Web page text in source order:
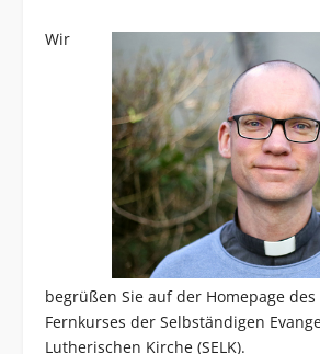
Wir
begrüßen Sie auf der Homepage
Fernkurses der Selbständigen
Lutherischen Kirche (SELK).